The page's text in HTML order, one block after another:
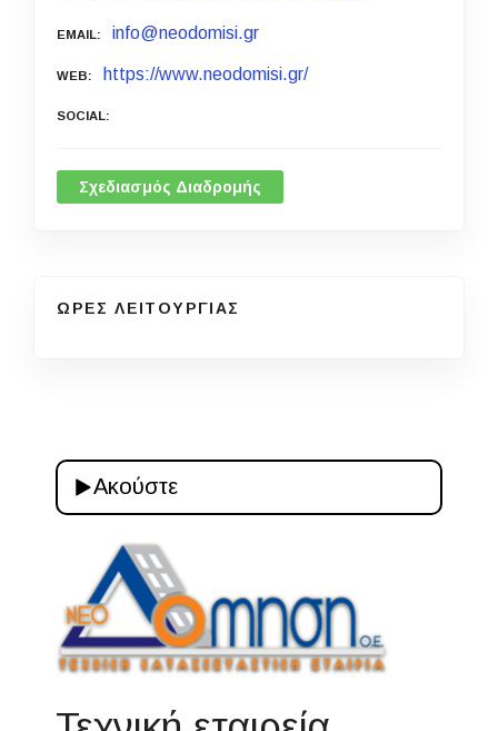
EMAIL info@neodomisi.gr
WEB https://www.neodomisi.gr/
SOCIAL
Σχεδιασμός Διαδρομής
ΩΡΕΣ ΛΕΙΤΟΥΡΓΙΑΣ
Ακούστε